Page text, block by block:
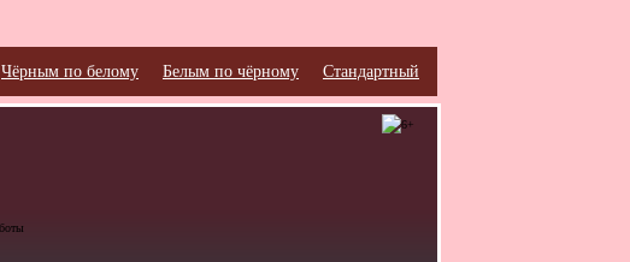
Стандартный
Белым по чёрному
Чёрным по белому